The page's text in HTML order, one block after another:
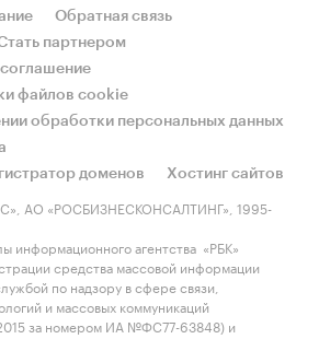
Обратная связь
партнером
соглашение
файлов cookie
обработки персональных данных
доменов
Хостинг сайтов
АО «РОСБИЗНЕСКОНСАЛТИНГ», 1995-
информационного агентства «РБК»
средства массовой информации
по надзору в сфере связи,
и массовых коммуникаций
за номером ИА №ФС77-63848) и